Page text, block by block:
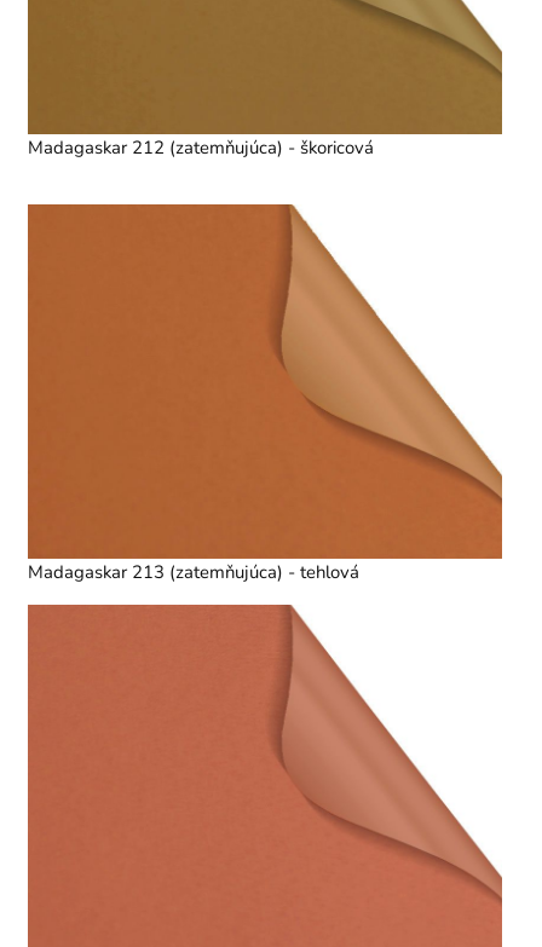
Madagaskar 212 (zatemňujúca) - škoricová
Madagaskar 213 (zatemňujúca) - tehlová